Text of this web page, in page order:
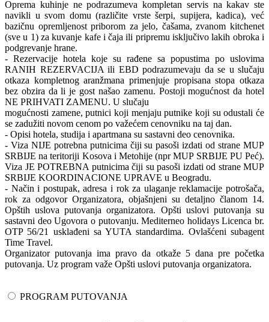
Oprema kuhinje ne podrazumeva kompletan servis na kakav ste
navikli u svom domu (različite vrste šerpi, supijera, kadica), već
bazičnu opremljenost priborom za jelo, čašama, zvanom kitchenet
(sve u 1) za kuvanje kafe i čaja ili pripremu isključivo lakih obroka i
podgrevanje hrane.
- Rezervacije hotela koje su rađene sa popustima po uslovima
RANIH REZERVACIJA ili EBD podrazumevaju da se u slučaju
otkaza kompletnog aranžmana primenjuje propisana stopa otkaza
bez obzira da li je gost našao zamenu. Postoji mogućnost da hotel
NE PRIHVATI ZAMENU. U slučaju
mogućnosti zamene, putnici koji menjaju putnike koji su odustali će
se zadužiti novom cenom po važećem cenovniku na taj dan.
- Opisi hotela, studija i apartmana su sastavni deo cenovnika.
- Viza NIJE potrebna putnicima čiji su pasoši izdati od strane MUP
SRBIJE na teritoriji Kosova i Metohije (npr MUP SRBIJE PU Peć).
Viza JE POTREBNA putnicima čiji su pasoši izdati od strane MUP
SRBIJE KOORDINACIONE UPRAVE u Beogradu.
- Način i postupak, adresa i rok za ulaganje reklamacije potrošača,
rok za odgovor Organizatora, objašnjeni su detaljno članom 14.
Opštih uslova putovanja organizatora. Opšti uslovi putovanja su
sastavni deo Ugovora o putovanju. Mediterneo holidays Licenca br.
OTP 56/21 usklađeni sa YUTA standardima. Ovlašćeni subagent
Time Travel.
Organizator putovanja ima pravo da otkaže 5 dana pre početka
putovanja. Uz program važe Opšti uslovi putovanja organizatora.
PROGRAM PUTOVANJA